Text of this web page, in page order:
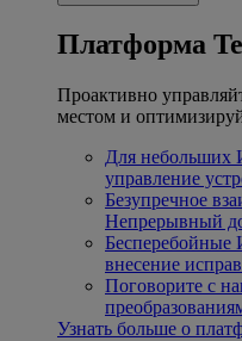
Платформа
Проактивно
местом и
Для небольших
управление
Безупречное
Непрерывный
Бесперебойные
внесение
Поговорите с
Узнать больше о